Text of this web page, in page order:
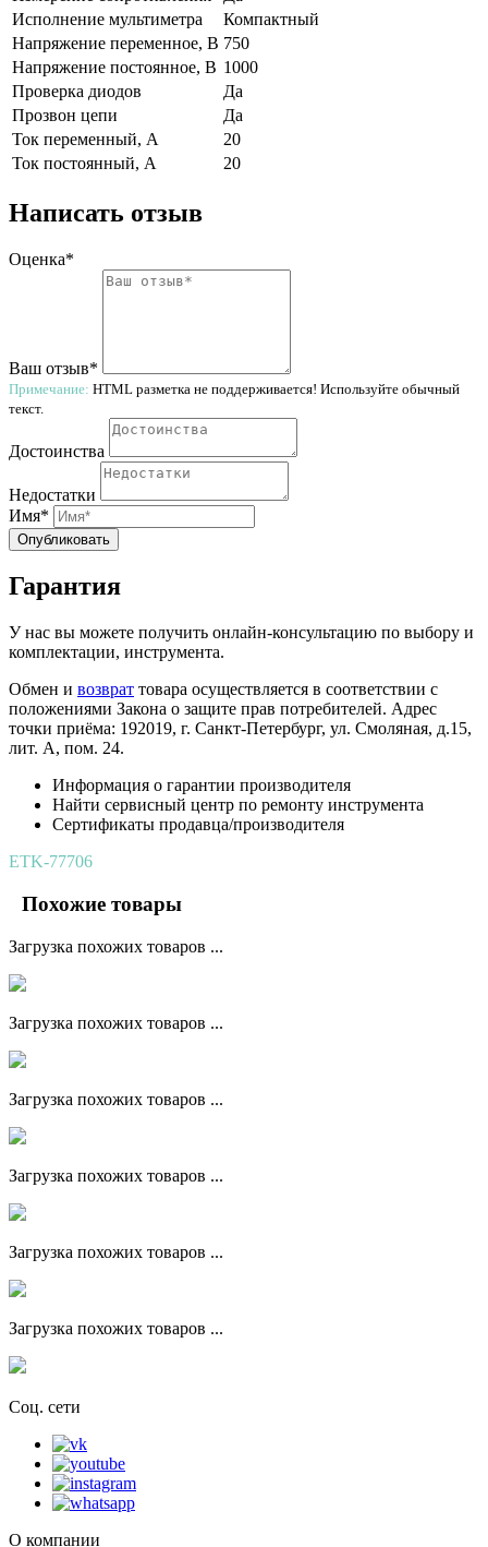
Исполнение мультиметра
Компактный
Напряжение переменное, В 750
Напряжение постоянное, В 1000
Проверка диодов
Да
Прозвон цепи
Да
Ток переменный, А
20
Ток постоянный, А
20
Написать отзыв
Оценка*
Ваш отзыв*
Примечание: HTML разметка не поддерживается! Используйте обычный
текст.
Достоинства
Недостатки
Имя*
Опубликовать
Гарантия
У нас вы можете получить онлайн-консультацию по выбору и
комплектации, инструмента.
Обмен и возврат товара осуществляется в соответствии с
положениями Закона о защите прав потребителей. Адрес
точки приёма: 192019, г. Санкт-Петербург, ул. Смоляная, д.15,
лит. А, пом. 24.
Информация о гарантии производителя
Найти сервисный центр по ремонту инструмента
Сертификаты продавца/производителя
ETK-77706
Похожие товары
Загрузка похожих товаров ...
Загрузка похожих товаров ...
Загрузка похожих товаров ...
Загрузка похожих товаров ...
Загрузка похожих товаров ...
Загрузка похожих товаров ...
Соц. сети
О компании